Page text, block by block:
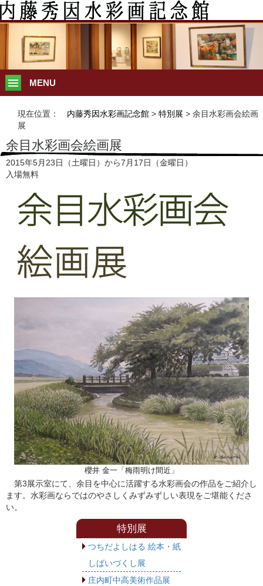
MENU
現在位置： 内藤秀因水彩画記念館 > 特別展 > 余目水彩画会絵画
展
余目水彩画会絵画展
2015年5月23日（土曜日）から7月17日（金曜日）
入場無料
櫻井 金一「梅雨明け間近」
第3展示室にて、余目を中心に活躍する水彩画会の作品をご紹介し
ます。水彩画ならではのやさしくみずみずしい表現をご堪能くださ
い。
特別展
つちだよしはる 絵本・紙
しばいづくし展
庄内町中高美術作品展